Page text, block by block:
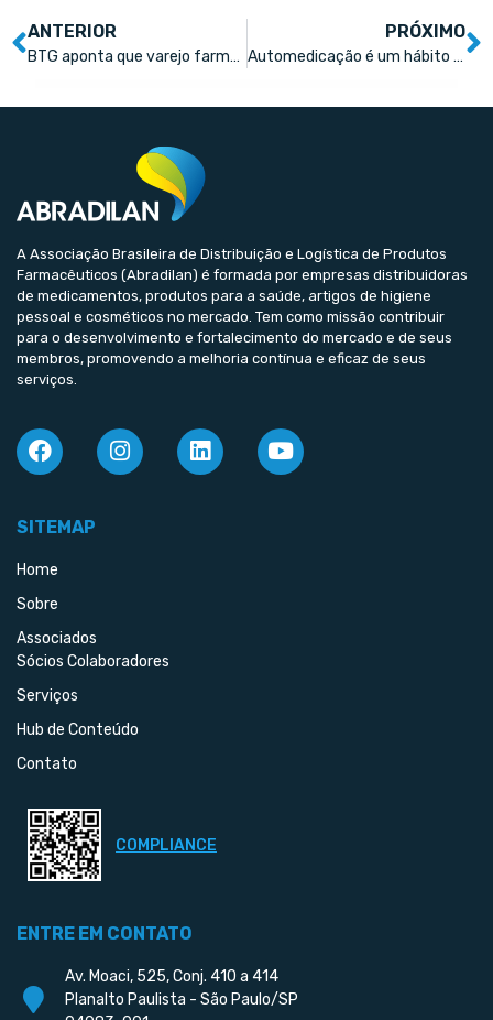
ANTERIOR
BTG aponta que varejo farmacêutico segue em crescimento no 2º trimestre
PRÓXIMO
Automedicação é um hábito comum de 90% dos brasileiros
A Associação Brasileira de Distribuição e Logística de Produtos
Farmacêuticos (Abradilan) é formada por empresas distribuidoras
de medicamentos, produtos para a saúde, artigos de higiene
pessoal e cosméticos no mercado. Tem como missão contribuir
para o desenvolvimento e fortalecimento do mercado e de seus
membros, promovendo a melhoria contínua e eficaz de seus
serviços.
SITEMAP
Home
Sobre
Associados
Sócios Colaboradores
Serviços
Hub de Conteúdo
Contato
COMPLIANCE
ENTRE EM CONTATO
Av. Moaci, 525, Conj. 410 a 414
Planalto Paulista - São Paulo/SP